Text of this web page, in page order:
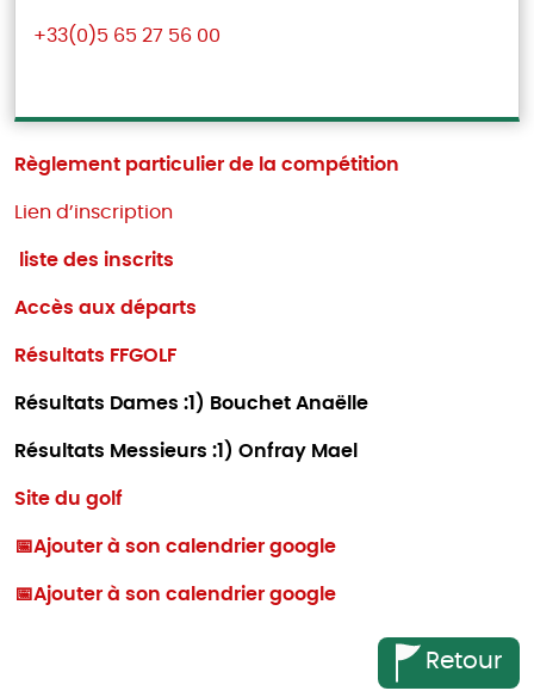
+33(0)5 65 27 56 00
Règlement particulier de la compétition
Lien d’inscription
liste des inscrits
Accès aux départs
Résultats FFGOLF
Résultats Dames :1) Bouchet Anaëlle
Résultats Messieurs :1) Onfray Mael
Site du golf
📅Ajouter à son calendrier google
📅Ajouter à son calendrier google
Retour